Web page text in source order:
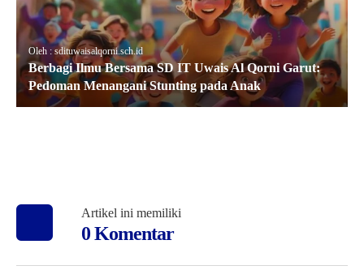
Oleh : sdituwaisalqorni.sch.id
Berbagi Ilmu Bersama SD IT Uwais Al Qorni Garut:
Pedoman Menangani Stunting pada Anak
Artikel ini memiliki
0 Komentar